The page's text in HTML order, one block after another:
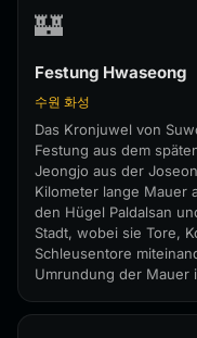
🏰
Festung Hwaseong
수원 화성
Das Kronjuwel von
Festung aus dem
Jeongjo aus der
Kilometer lange Mauer
den Hügel Paldalsan
Stadt, wobei sie Tore,
Schleusentore
Umrundung der Mauer